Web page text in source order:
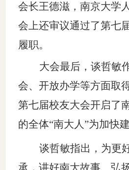
会长王德滋，南京大学
会上还审议通过了第七
履职。
大会最后，谈哲敏
会、开放办学等方面取
第七届校友大会开启了
的全体“南大人”为加快
谈哲敏指出 ， 为更
承，讲好南大故事、弘